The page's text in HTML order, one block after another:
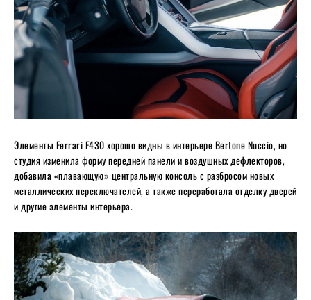
Элементы Ferrari F430 хорошо видны в интерьере Bertone Nuccio, но
студия изменила форму передней панели и воздушных дефлекторов,
добавила «плавающую» центральную консоль с разбросом новых
металлических переключателей, а также переработала отделку дверей
и другие элементы интерьера.